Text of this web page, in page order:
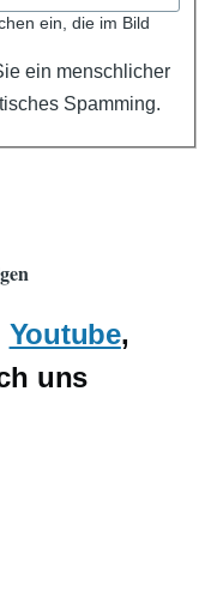
ein, die im Bild
ein menschlicher
Spamming.
Youtube,
uns